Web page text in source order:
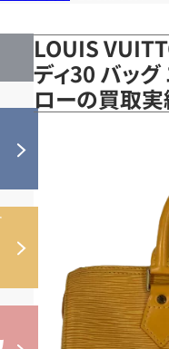
LOUIS
ディ30 バッ
ローの買取